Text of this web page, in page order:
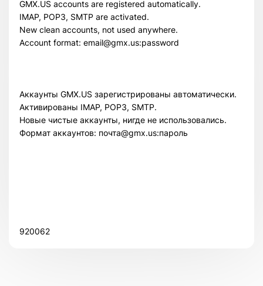
GMX.US accounts are registered automatically.
IMAP, POP3, SMTP are activated.
New clean accounts, not used anywhere.
Account format: email@gmx.us:password
Аккаунты GMX.US зарегистрированы автоматически.
Активированы IMAP, POP3, SMTP.
Новые чистые аккаунты, нигде не использовались.
Формат аккаунтов: почта@gmx.us:пароль
920062
Сумма к оплате (без скидок)